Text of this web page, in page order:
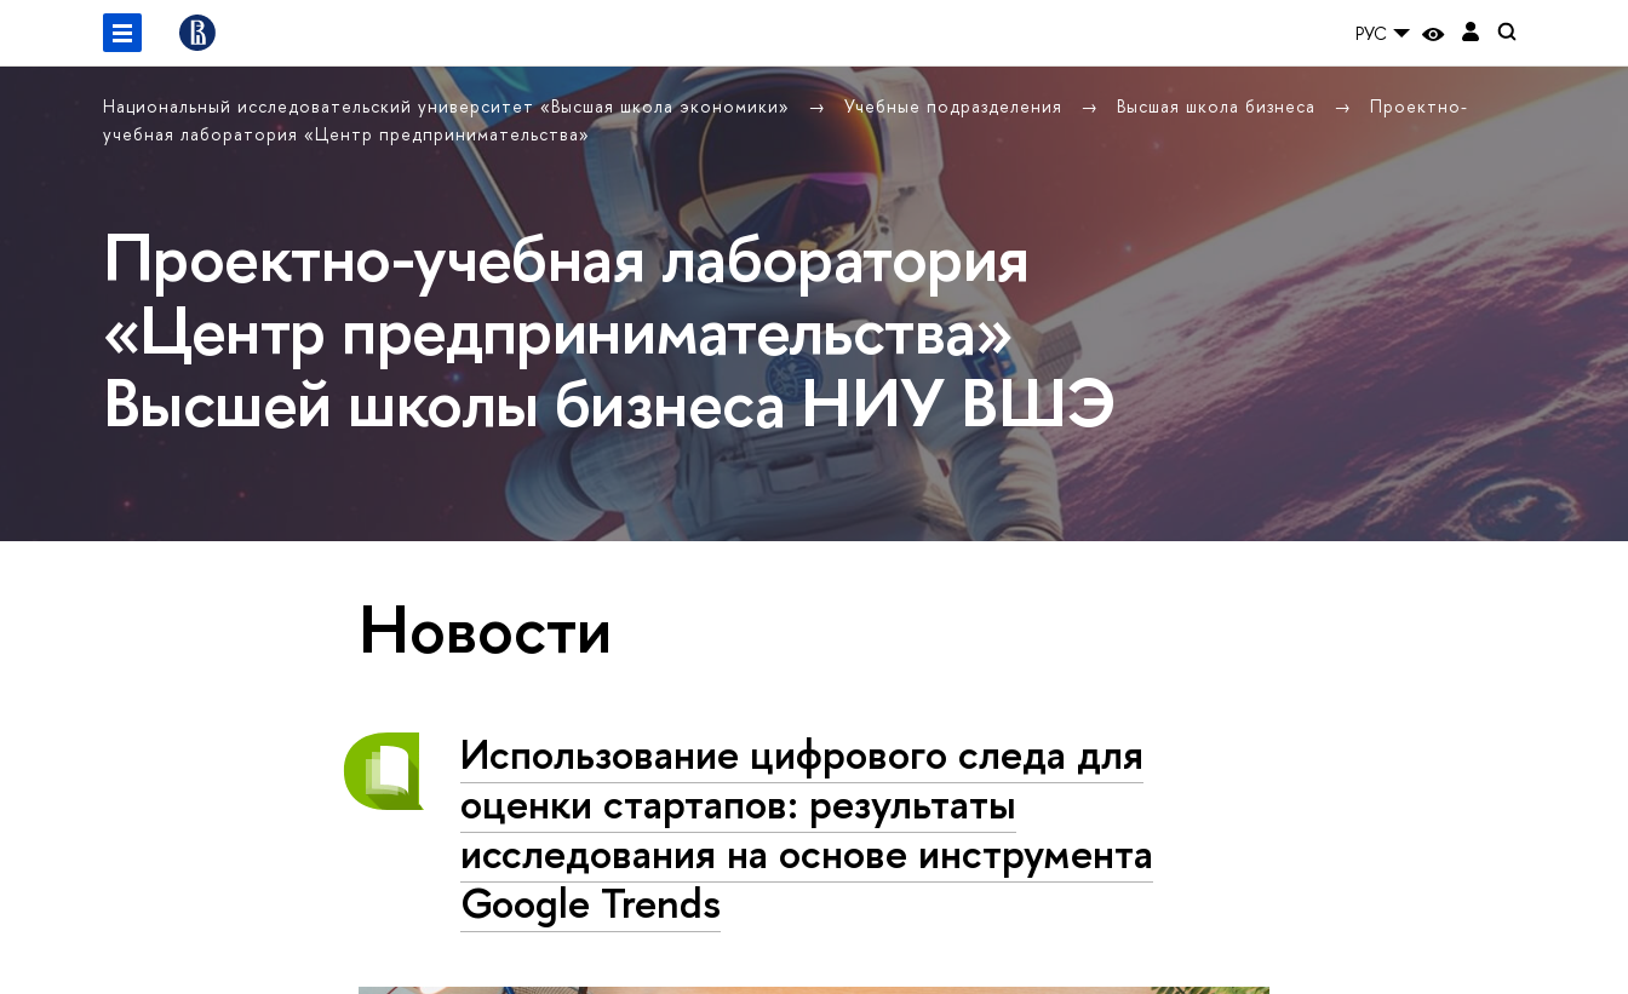
РУС
Национальный исследовательский университет «Высшая школа экономики» Учебные подразделения Высшая школа бизнеса
Проектно-
учебная лаборатория «Центр предпринимательства»
Проектно-учебная лаборатория
«Центр предпринимательства»
Высшей школы бизнеса НИУ ВШЭ
Новости
Использование цифрового следа для
оценки стартапов: результаты
исследования на основе инструмента
Google Trends